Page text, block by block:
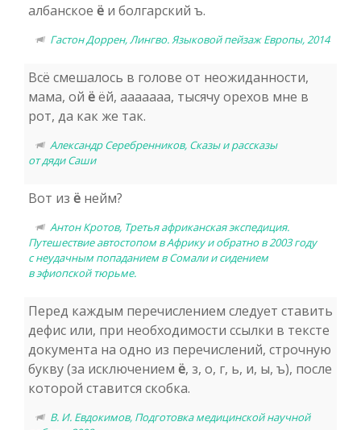
албанское ё и болгарский ъ.
Гастон Доррен, Лингво. Языковой пейзаж Европы, 2014
Всё смешалось в голове от неожиданности,
мама, ой ёёй, ааааааа, тысячу орехов мне в
рот, да как же так.
Александр Серебренников, Сказы и рассказы
от дяди Саши
Вот из ё нейм?
Антон Кротов, Третья африканская экспедиция.
Путешествие автостопом в Африку и обратно в 2003 году
с неудачным попаданием в Сомали и сидением
в эфиопской тюрьме.
Перед каждым перечислением следует ставить
дефис или, при необходимости ссылки в тексте
документа на одно из перечислений, строчную
букву (за исключением ё, з, о, г, ь, и, ы, ъ), после
которой ставится скобка.
В. И. Евдокимов, Подготовка медицинской научной